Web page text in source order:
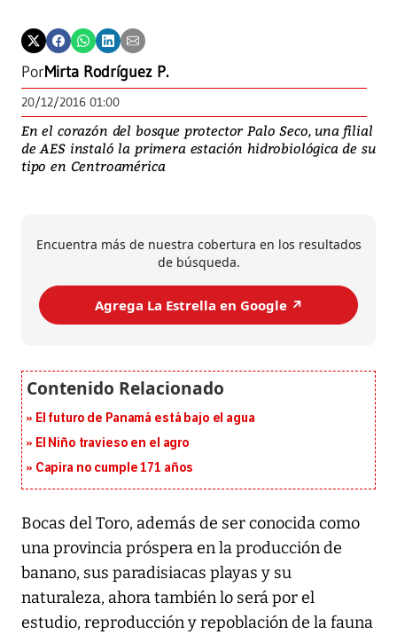
PorMirta Rodríguez P.
20/12/2016 01:00
En el corazón del bosque protector Palo Seco, una filial
de AES instaló la primera estación hidrobiológica de su
tipo en Centroamérica
Encuentra más de nuestra cobertura en los resultados
de búsqueda.
Agrega La Estrella en Google ↗️
El futuro de Panamá está bajo el agua
El Niño travieso en el agro
Capira no cumple 171 años
Bocas del Toro, además de ser conocida como
una provincia próspera en la producción de
banano, sus paradisiacas playas y su
naturaleza, ahora también lo será por el
estudio, reproducción y repoblación de la fauna